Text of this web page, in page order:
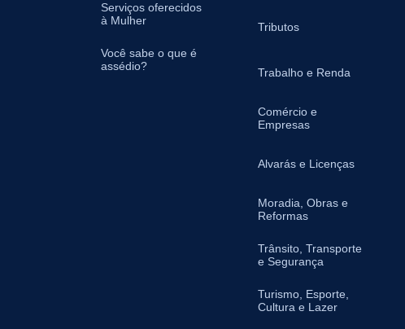
Serviços oferecidos
à Mulher
Você sabe o que é
assédio?
Tributos
Trabalho e Renda
Comércio e
Empresas
Alvarás e Licenças
Moradia, Obras e
Reformas
Trânsito, Transporte
e Segurança
Turismo, Esporte,
Cultura e Lazer